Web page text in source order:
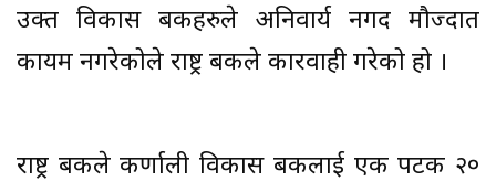
उक्त विकास बैंकहरुले अनिवार्य नगद मौज्दात
कायम नगरेकोले राष्ट्र बैंकले कारवाही गरेको हो ।
राष्ट्र बैंकले कर्णाली विकास बैंकलाई एक पटक २०